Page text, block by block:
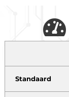
Standaard